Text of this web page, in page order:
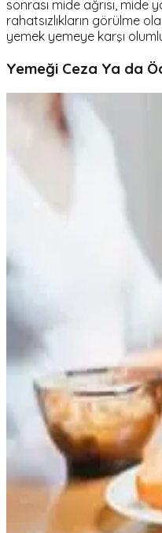
sonrası mide ağrısı, mide
rahatsızlıkların görülme
yemek yemeye karşı
Yemeği Ceza Ya da